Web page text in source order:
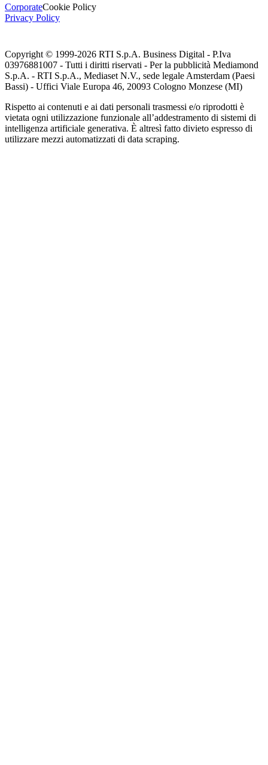
CorporateCookie Policy
Privacy Policy
Copyright © 1999-2026 RTI S.p.A. Business Digital - P.Iva
03976881007 - Tutti i diritti riservati - Per la pubblicità Mediamond
S.p.A. - RTI S.p.A., Mediaset N.V., sede legale Amsterdam (Paesi
Bassi) - Uffici Viale Europa 46, 20093 Cologno Monzese (MI)
Rispetto ai contenuti e ai dati personali trasmessi e/o riprodotti è
vietata ogni utilizzazione funzionale all’addestramento di sistemi di
intelligenza artificiale generativa. È altresì fatto divieto espresso di
utilizzare mezzi automatizzati di data scraping.